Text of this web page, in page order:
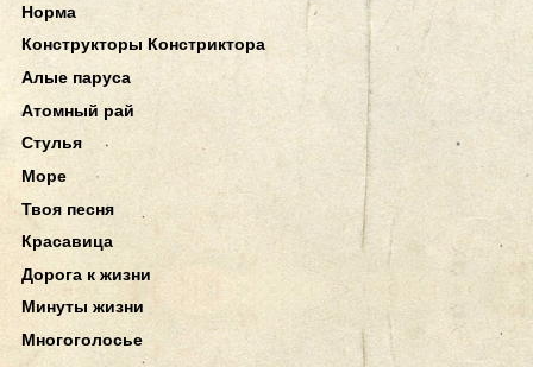
Норма
Конструкторы Констриктора
Алые паруса
Атомный рай
Стулья
Море
Твоя песня
Красавица
Дорога к жизни
Минуты жизни
Многоголосье